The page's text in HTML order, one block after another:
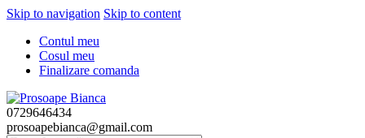
Skip to navigation Skip to content
Contul meu
Cosul meu
Finalizare comanda
0729646434
prosoapebianca@gmail.com